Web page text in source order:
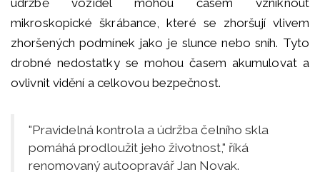
údržbě vozidel mohou časem vzniknout
mikroskopické škrábance, které se zhoršují vlivem
zhoršených podmínek jako je slunce nebo sníh. Tyto
drobné nedostatky se mohou časem akumulovat a
ovlivnit vidění a celkovou bezpečnost.
"Pravidelná kontrola a údržba čelního skla
pomáhá prodloužit jeho životnost," říká
renomovaný autoopravář Jan Novak.